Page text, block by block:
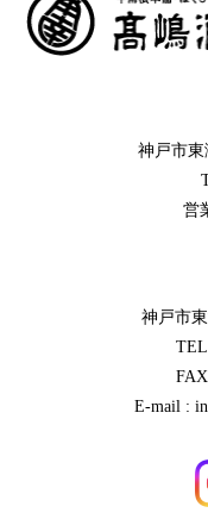
神戸市東
営
神戸市
TEL
E-mail :